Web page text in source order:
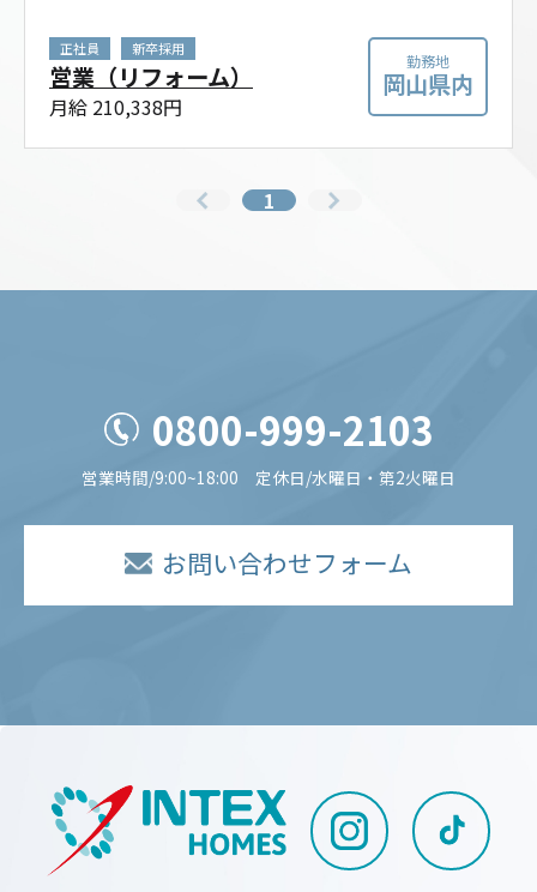
勤務地
岡山県内
正社員 新卒採用
営業（リフォーム）
月給 210,338円
1
0800-999-2103
営業時間/9:00~18:00 定休日/水曜日・第2火曜日
お問い合わせフォーム